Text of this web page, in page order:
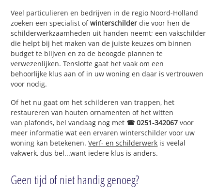
Veel particulieren en bedrijven in de regio Noord-Holland
zoeken een specialist ofwinterschilder die voor hen de
schilderwerkzaamheden uit handen neemt; een vakschilder
die helpt bij het maken van de juiste keuzes om binnen
budget te blijven en zo de beoogde plannen te
verwezenlijken. Tenslotte gaat het vaak om een
behoorlijke klus aan of in uw woning en daar is vertrouwen
voor nodig.
Of het nu gaat om het schilderen van trappen, het
restaureren van houten ornamenten of het witten
van plafonds, bel vandaag nog met ☎ 0251-342067 voor
meer informatie wat een ervaren winterschilder voor uw
woning kan betekenen.Verf- en schilderwerk is veelal
vakwerk, dus bel...want iedere klus is anders.
Geen tijd of niet handig genoeg?